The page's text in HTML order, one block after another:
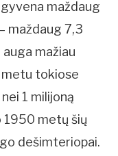
maždaug
maždaug 7,3
mažiau
metu tokiose
1 milijoną
1950 metų šių
dešimteriopai.